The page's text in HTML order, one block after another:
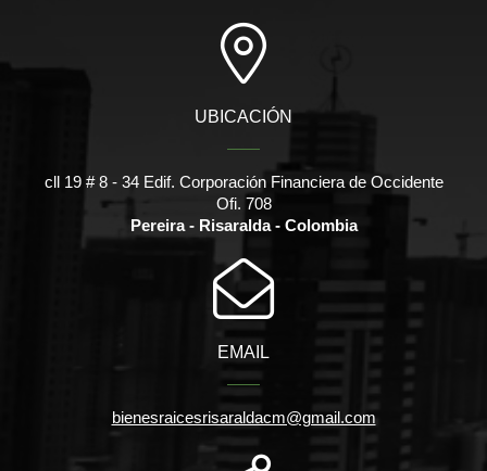
UBICACIÓN
cll 19 # 8 - 34 Edif. Corporación Financiera de Occidente
Ofi. 708
Pereira - Risaralda - Colombia
EMAIL
bienesraicesrisaraldacm@gmail.com